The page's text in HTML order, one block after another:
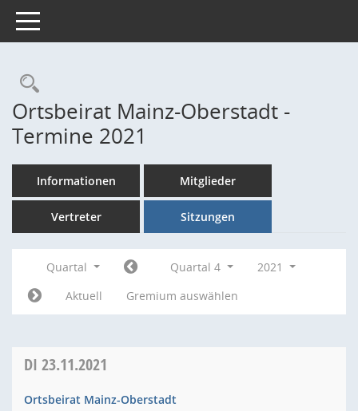
Toggle navigation
Rechercheauswahl
Ortsbeirat Mainz-Oberstadt -
Termine 2021
Informationen Mitglieder
Vertreter Sitzungen
Quartal Quartal 4
2021
Aktuell
Gremium auswählen
DI 23.11.2021
Ortsbeirat Mainz-Oberstadt